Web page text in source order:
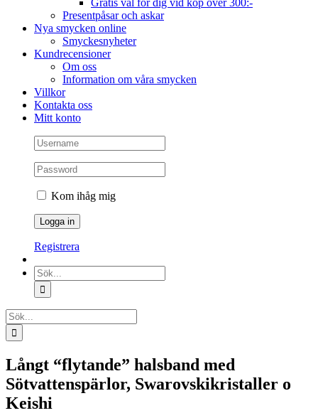
Gratis val för dig vid köp över 300:-
Presentpåsar och askar
Nya smycken online
Smyckesnyheter
Kundrecensioner
Om oss
Information om våra smycken
Villkor
Kontakta oss
Mitt konto
Kom ihåg mig
Registrera
Sök
efter:
Sök
efter:
Långt “flytande” halsband med
Sötvattenspärlor, Swarovskikristaller o
Keishi